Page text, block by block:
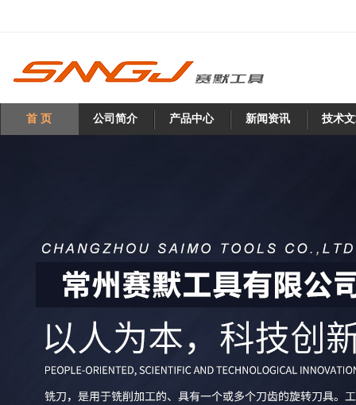
首 页 公司简介 产品中心 新闻资讯 技术